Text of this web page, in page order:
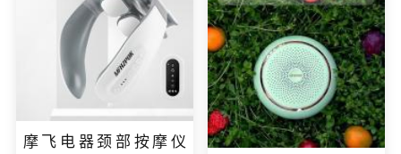
摩飞电器颈部按摩仪